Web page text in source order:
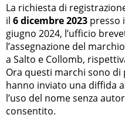
La richiesta di
il 6 dicembre 2023 presso
giugno 2024, l’ufficio
l’assegnazione del
a Salto e Collomb,
Ora questi marchi sono
hanno inviato una diffida
l’uso del nome senza
consentito.